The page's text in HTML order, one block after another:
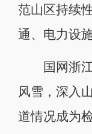
范山区持续
通、电力设
国网浙江
风雪，深入
道情况成为